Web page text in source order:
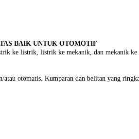
BAIK UNTUK OTOMOTIF
ke listrik, listrik ke mekanik, dan mekanik
otomatis. Kumparan dan belitan yang